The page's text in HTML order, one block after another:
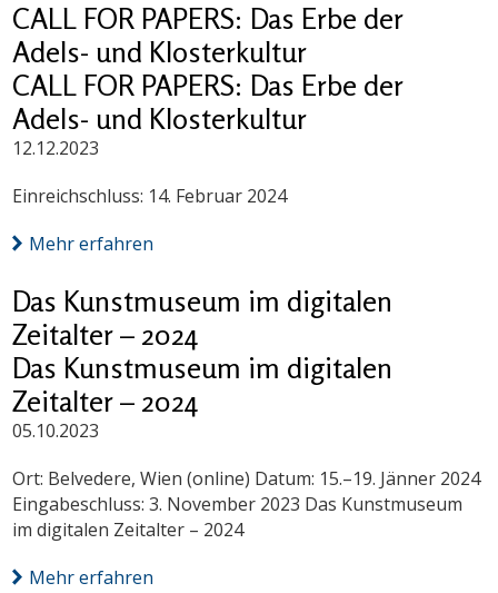
CALL FOR PAPERS: Das Erbe der
Adels- und Klosterkultur
CALL FOR PAPERS: Das Erbe der
Adels- und Klosterkultur
12.12.2023
Einreichschluss: 14. Februar 2024
Mehr erfahren
Das Kunstmuseum im digitalen
Zeitalter – 2024
Das Kunstmuseum im digitalen
Zeitalter – 2024
05.10.2023
Ort: Belvedere, Wien (online) Datum: 15.–19. Jänner 2024
Eingabeschluss: 3. November 2023 Das Kunstmuseum
im digitalen Zeitalter – 2024
Mehr erfahren